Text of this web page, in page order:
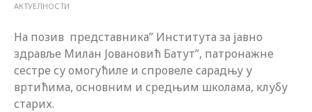
АКТУЕЛНОСТИ
На позив представника” Института за јавно
здравље Милан Јовановић Батут”, патронажне
сестре су омогућиле и спровеле сарадњу у
вртићима, основним и средњим школама, клубу
старих.